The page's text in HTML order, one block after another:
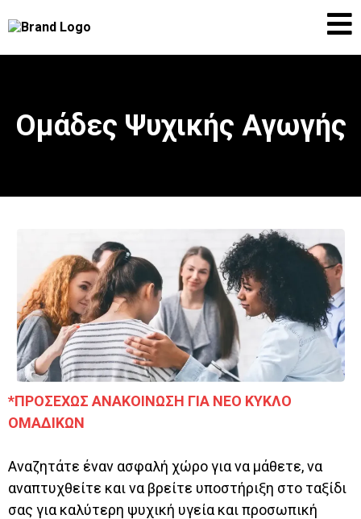
Ομάδες Ψυχικής Αγωγής
*ΠΡΟΣΕΧΩΣ ΑΝΑΚΟΙΝΩΣΗ ΓΙΑ ΝΕΟ ΚΥΚΛΟ
ΟΜΑΔΙΚΩΝ
Αναζητάτε έναν ασφαλή χώρο για να μάθετε, να
αναπτυχθείτε και να βρείτε υποστήριξη στο ταξίδι
σας για καλύτερη ψυχική υγεία και προσωπική